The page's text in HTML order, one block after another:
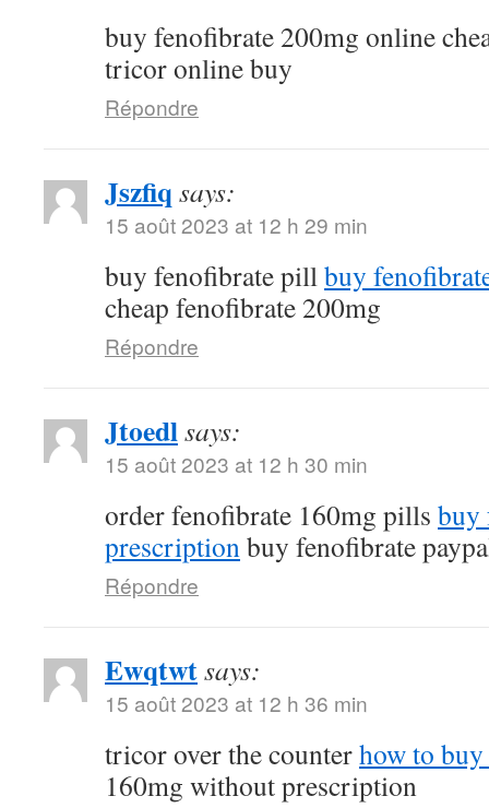
buy fenofibrate 200mg online
tricor online buy
Répondre
Jszfiq says:
15 août 2023 at 12 h 29 min
buy fenofibrate pillbuy
cheap fenofibrate 200mg
Répondre
Jtoedlsays:
15 août 2023 at 12 h 30 min
order fenofibrate 160mg pills buy
prescriptionbuy fenofibrate
Répondre
Ewqtwtsays:
15 août 2023 at 12 h 36 min
tricor over the counterhow to
160mg without prescription